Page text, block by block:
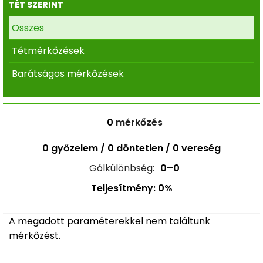
TÉT SZERINT
Összes
Tétmérkőzések
Barátságos mérkőzések
0 mérkőzés
0 győzelem / 0 döntetlen / 0 vereség
Gólkülönbség: 0–0
Teljesítmény: 0%
A megadott paraméterekkel nem találtunk
mérkőzést.